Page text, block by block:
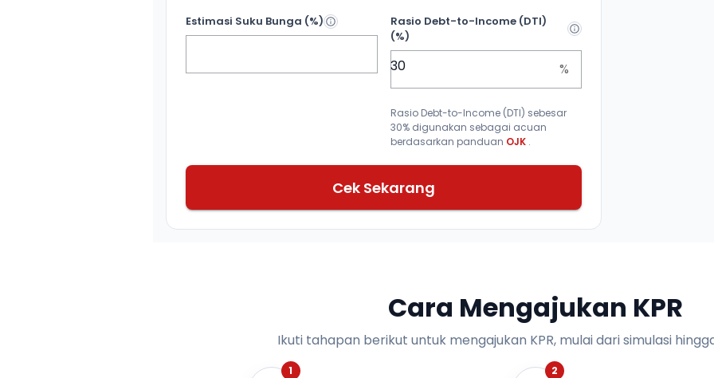
Estimasi Suku Bunga (%)
Rasio Debt-to-Income (DTI)
(%)
%
Rasio Debt-to-Income (DTI) sebesar
30% digunakan sebagai acuan
berdasarkan panduan OJK .
Cek Sekarang
Cara Mengajukan KPR
Ikuti tahapan berikut untuk mengajukan KPR, mulai dari simulasi
1 2